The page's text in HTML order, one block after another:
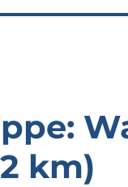
km)